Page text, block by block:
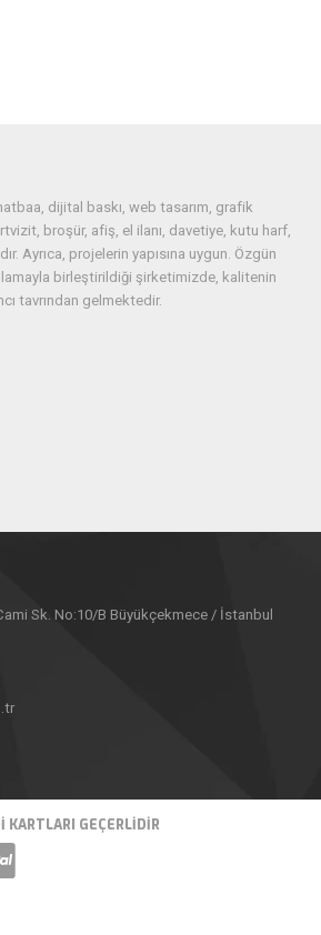
Sk. No:10/B Büyükçekmece / İstanbul
dijital baskı, web tasarım, grafik
broşür, afiş, el ilanı, davetiye, kutu harf,
Ayrıca, projelerin yapısına uygun. Özgün
birleştirildiği şirketimizde, kalitenin
tavrından gelmektedir.
KARTLARI GEÇERLIDIR